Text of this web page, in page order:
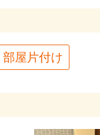
部屋片付け